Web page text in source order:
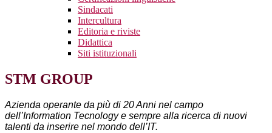
Sindacati
Intercultura
Editoria e riviste
Didattica
Siti istituzionali
STM GROUP
Azienda operante da più di 20 Anni nel campo
dell’Information Tecnology e sempre alla ricerca di nuovi
talenti da inserire nel mondo dell’IT.